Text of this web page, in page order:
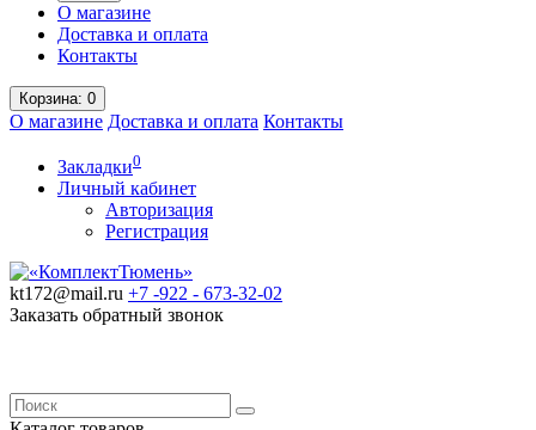
О магазине
Доставка и оплата
Контакты
Корзина: 0
О магазине Доставка и оплата Контакты
Закладки0
Личный кабинет
Авторизация
Регистрация
kt172@mail.ru +7 -922 - 673-32-02
Заказать обратный звонок